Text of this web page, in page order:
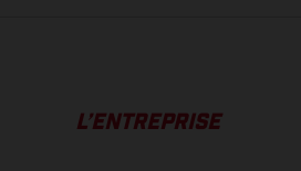
L’ENTREPRISE